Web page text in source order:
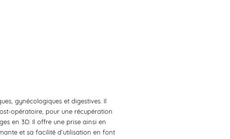
gynécologiques et digestives. Il
opératoire, pour une récupération
en 3D. Il offre une prise ainsi en
et sa facilité d’utilisation en font